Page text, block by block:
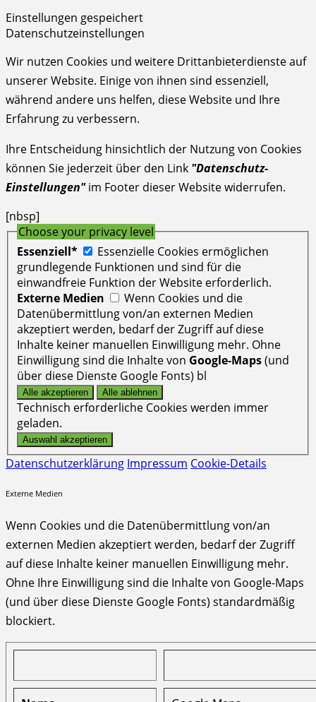
Einstellungen gespeichert
Datenschutzeinstellungen
Wir nutzen Cookies und weitere Drittanbieterdienste auf
unserer Website. Einige von ihnen sind essenziell,
während andere uns helfen, diese Website und Ihre
Erfahrung zu verbessern.
Ihre Entscheidung hinsichtlich der Nutzung von Cookies
können Sie jederzeit über den Link "Datenschutz-
Einstellungen"im Footer dieser Website widerrufen.
[nbsp]
Choose your privacy level
Essenziell*
Essenzielle Cookies ermöglichen
grundlegende Funktionen und sind für die
einwandfreie Funktion der Website erforderlich.
Externe Medien
Wenn Cookies und die
Datenübermittlung von/an externen Medien
akzeptiert werden, bedarf der Zugriff auf diese
Inhalte keiner manuellen Einwilligung mehr. Ohne
Einwilligung sind die Inhalte von Google-Maps(und
über diese Dienste Google Fonts) bl
Technisch erforderliche Cookies werden immer
geladen.
Datenschutzerklärung Impressum Cookie-Details
Externe Medien
Wenn Cookies und die Datenübermittlung von/an
externen Medien akzeptiert werden, bedarf der Zugriff
auf diese Inhalte keiner manuellen Einwilligung mehr.
Ohne Ihre Einwilligung sind die Inhalte von Google-Maps
(und über diese Dienste Google Fonts) standardmäßig
blockiert.